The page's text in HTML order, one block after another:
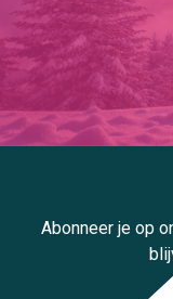
Abonneer je op